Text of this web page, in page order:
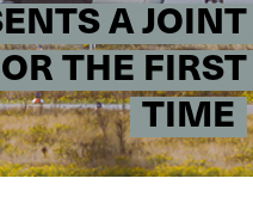
A JOINT
THE FIRST
TIME